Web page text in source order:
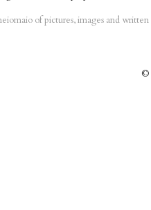
of pictures, images and
©